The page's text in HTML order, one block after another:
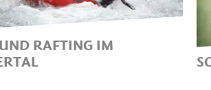
RAFTING IM